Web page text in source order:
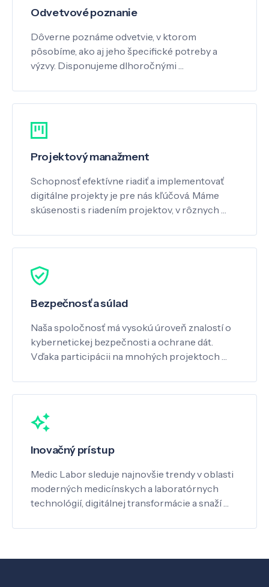
Odvetvové poznanie
Dôverne poznáme odvetvie, v ktorom
pôsobíme, ako aj jeho špecifické potreby a
výzvy. Disponujeme dlhoročnými …
Projektový manažment
Schopnosť efektívne riadiť a implementovať
digitálne projekty je pre nás kľúčová. Máme
skúsenosti s riadením projektov, v rôznych …
Bezpečnosť a súlad
Naša spoločnosť má vysokú úroveň znalostí o
kybernetickej bezpečnosti a ochrane dát.
Vďaka participácii na mnohých projektoch …
Inovačný prístup
Medic Labor sleduje najnovšie trendy v oblasti
moderných medicínskych a laboratórnych
technológií, digitálnej transformácie a snaží …